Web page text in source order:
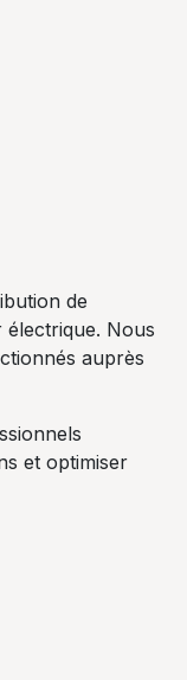
de
Nous
auprès
et optimiser